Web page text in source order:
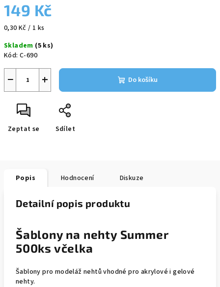
149 Kč
Měrná
0,30 Kč / 1 ks
Skladem (5 ks)
Kód: C-690
+
− Do košíku
Zeptat se Sdílet
Popis Hodnocení Diskuze
Detailní popis produktu
Šablony na nehty Summer
500ks včelka
Šablony pro modeláž nehtů vhodné pro akrylové i gelové
nehty.